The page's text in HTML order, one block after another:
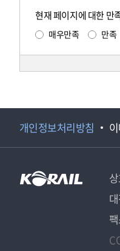
현재 페이지에 대한 만
매우만족 만족
개인정보처리방침